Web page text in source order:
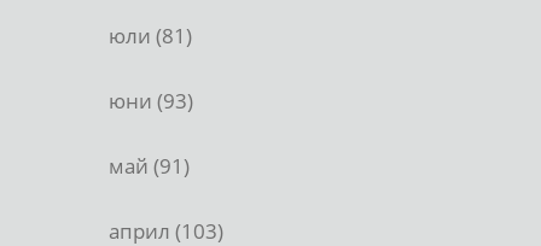
юли (81)
юни (93)
май (91)
април (103)